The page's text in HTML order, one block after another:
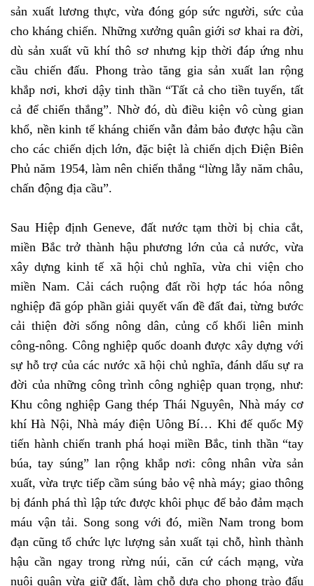
sản xuất lương thực, vừa đóng góp sức người, sức của
cho kháng chiến. Những xưởng quân giới sơ khai ra đời,
dù sản xuất vũ khí thô sơ nhưng kịp thời đáp ứng nhu
cầu chiến đấu. Phong trào tăng gia sản xuất lan rộng
khắp nơi, khơi dậy tinh thần “Tất cả cho tiền tuyến, tất
cả để chiến thắng”. Nhờ đó, dù điều kiện vô cùng gian
khổ, nền kinh tế kháng chiến vẫn đảm bảo được hậu cần
cho các chiến dịch lớn, đặc biệt là chiến dịch Điện Biên
Phủ năm 1954, làm nên chiến thắng “lừng lẫy năm châu,
chấn động địa cầu”.
Sau Hiệp định Geneve, đất nước tạm thời bị chia cắt,
miền Bắc trở thành hậu phương lớn của cả nước, vừa
xây dựng kinh tế xã hội chủ nghĩa, vừa chi viện cho
miền Nam. Cải cách ruộng đất rồi hợp tác hóa nông
nghiệp đã góp phần giải quyết vấn đề đất đai, từng bước
cải thiện đời sống nông dân, củng cố khối liên minh
công-nông. Công nghiệp quốc doanh được xây dựng với
sự hỗ trợ của các nước xã hội chủ nghĩa, đánh dấu sự ra
đời của những công trình công nghiệp quan trọng, như:
Khu công nghiệp Gang thép Thái Nguyên, Nhà máy cơ
khí Hà Nội, Nhà máy điện Uông Bí… Khi đế quốc Mỹ
tiến hành chiến tranh phá hoại miền Bắc, tinh thần “tay
búa, tay súng” lan rộng khắp nơi: công nhân vừa sản
xuất, vừa trực tiếp cầm súng bảo vệ nhà máy; giao thông
bị đánh phá thì lập tức được khôi phục để bảo đảm mạch
máu vận tải. Song song với đó, miền Nam trong bom
đạn cũng tổ chức lực lượng sản xuất tại chỗ, hình thành
hậu cần ngay trong rừng núi, căn cứ cách mạng, vừa
nuôi quân vừa giữ đất, làm chỗ dựa cho phong trào đấu